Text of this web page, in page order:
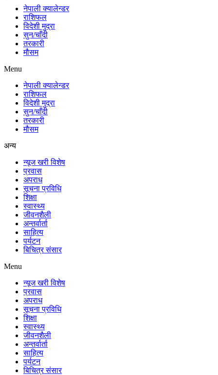
नेपाली क्यालेन्डर
राशिफल
विदेशी मुद्रा
सुन/चाँदी
तरकारी
मौसम
Menu
नेपाली क्यालेन्डर
राशिफल
विदेशी मुद्रा
सुन/चाँदी
तरकारी
मौसम
अन्य
न्यूज खरी विशेष
प्रवास
अपराध
सूचना प्रविधि
शिक्षा
स्वास्थ्य
जीवनशैली
अन्तर्वार्ता
साहित्य
पर्यटन
बिचित्र संसार
Menu
न्यूज खरी विशेष
प्रवास
अपराध
सूचना प्रविधि
शिक्षा
स्वास्थ्य
जीवनशैली
अन्तर्वार्ता
साहित्य
पर्यटन
बिचित्र संसार